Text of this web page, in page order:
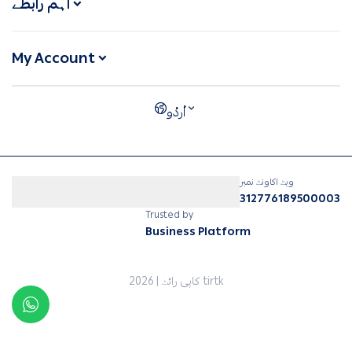
My Account
ویٹ اکاونٹ نمبر
312776189500003
Trusted by
Business Platform
کاپی رائٹ | 2026tirtk